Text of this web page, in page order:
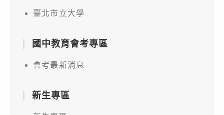
臺北市立大學
國中教育會考專區
會考最新消息
新生專區